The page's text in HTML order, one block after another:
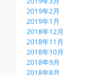
2019年2月
2019年1月
2018年12月
2018年11月
2018年10月
2018年9月
2018年8月